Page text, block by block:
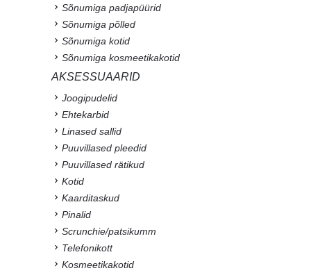
Sõnumiga padjapüürid
Sõnumiga põlled
Sõnumiga kotid
Sõnumiga kosmeetikakotid
AKSESSUAARID
Joogipudelid
Ehtekarbid
Linased sallid
Puuvillased pleedid
Puuvillased rätikud
Kotid
Kaarditaskud
Pinalid
Scrunchie/patsikumm
Telefonikott
Kosmeetikakotid